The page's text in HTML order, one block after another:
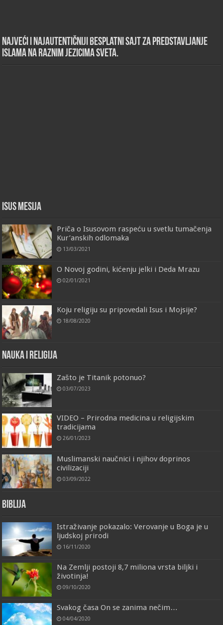
Najveći i najautentičniji besplatni sajt za predstavljanje
islama na raznim jezicima sveta.
Isus Mesija
Priča o Isusovom raspeću u svetlu tumačenja
Kur’anskih odlomaka
13/03/2021
O Novoj godini, kićenju jelki i Deda Mrazu
02/01/2021
Koju religiju su pripovedali Isus i Mojsije?
18/08/2020
Nauka i religija
Zašto je Titanik potonuo?
03/07/2023
VIDEO – Prirodna medicina u religijskim
tradicijama
26/01/2023
Muslimanski naučnici i njihov doprinos
civilizaciji
03/09/2022
Biblija
Istraživanje pokazalo: Verovanje u Boga je u
ljudskoj prirodi
16/11/2020
Na Zemlji postoji 8,7 miliona vrsta biljki i
životinja!
09/10/2020
Svakog časa On se zanima nečim…
04/04/2020